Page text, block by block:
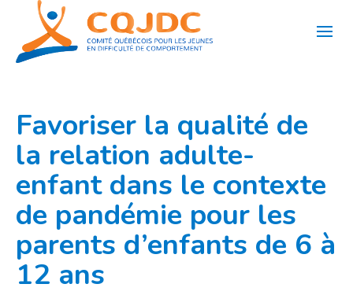
contenu
Favoriser la qualité de
la relation adulte-
enfant dans le contexte
de pandémie pour les
parents d’enfants de 6 à
12 ans